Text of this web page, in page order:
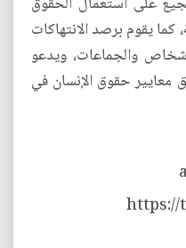
يقوم برصد الانتهاكات
والجماعات، ويدعو
معايير حقوق الإنسان في